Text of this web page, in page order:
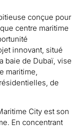
conçue pour
centre maritime
innovant, situé
baie de Dubaï, vise
maritime,
de
City est son
En concentrant